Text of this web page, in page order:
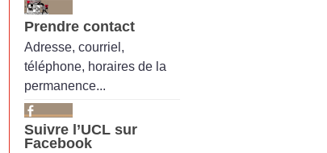
Prendre contact
Adresse, courriel,
téléphone, horaires de la
permanence...
Suivre l’UCL sur
Facebook